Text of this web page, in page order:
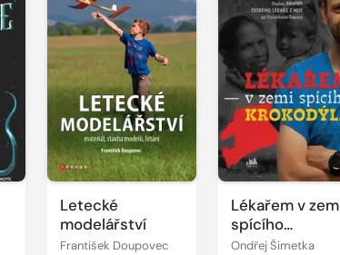
Letecké
modelářství
František Doupovec
Lékařem v
spícího
krokodýla
Ondřej Šimetka